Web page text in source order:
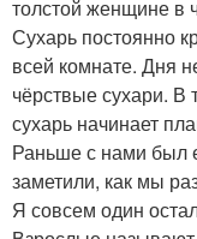
толстой женщине в
Сухарь постоянно
всей комнате. Дня
чёрствые сухари. В
сухарь начинает
Раньше с нами был
заметили, как мы
Я совсем один